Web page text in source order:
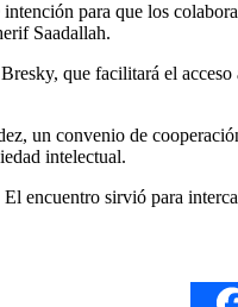
para que los
Saadallah.
que facilitará el
un convenio de
intelectual.
encuentro sirvió para